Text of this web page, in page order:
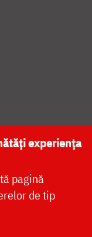
NAȚIONALĂ
experiența
pagină
de tip